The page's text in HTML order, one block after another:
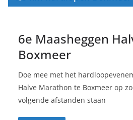
6e Maasheggen
Boxmeer
Doe mee met het
Halve Marathon te Boxmeer op
volgende afstanden staan